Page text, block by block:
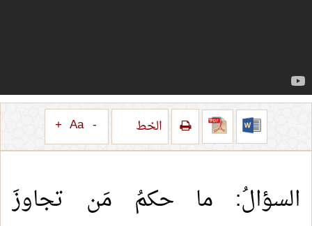
الخط -
Aa
+
السؤالُ: ما حكمُ مَن تجاوزَ